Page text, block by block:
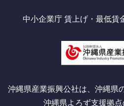
中小企業庁 賃上げ・最低賃
沖縄県産業振興公社は、沖縄県
沖縄県よろず支援拠点